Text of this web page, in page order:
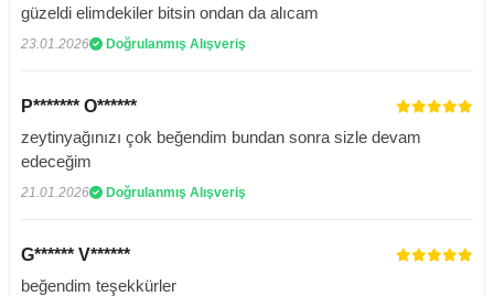
güzeldi elimdekiler bitsin ondan da alıcam
23.01.2026 Doğrulanmış Alışveriş
P******* O******
zeytinyağınızı çok beğendim bundan sonra sizle devam
edeceğim
21.01.2026 Doğrulanmış Alışveriş
G****** V******
beğendim teşekkürler